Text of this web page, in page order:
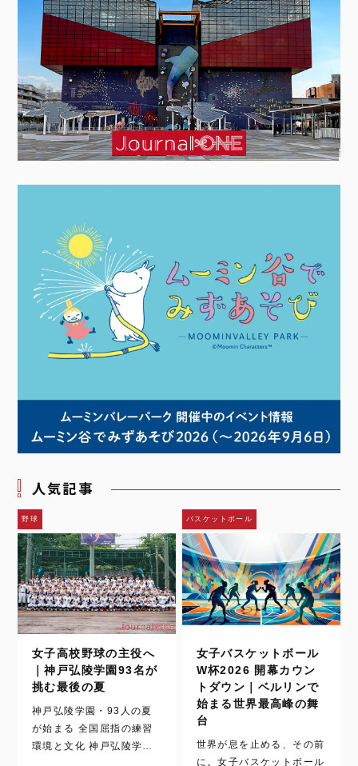
人気記事
野球
女子高校野球の主役へ
｜神戸弘陵学園93名が
挑む最後の夏
神戸弘陵学園・93人の夏
が始まる 全国屈指の練習
環境と文化 神戸弘陵学園
バスケットボール
女子バスケットボール
W杯2026 開幕カウン
トダウン｜ベルリンで
始まる世界最高峰の舞
台
世界が息を止める、その前
に。女子バスケットボール